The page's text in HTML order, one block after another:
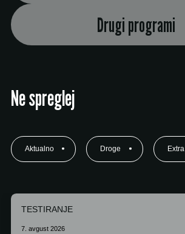
Drugi programi
Ne spreglej
Aktualno Droge Extra
TESTIRANJE
7. avgust 2026